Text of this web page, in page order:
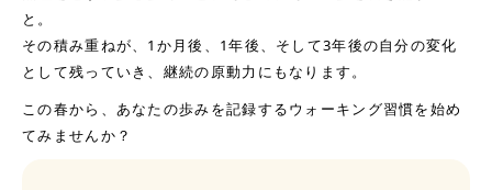
と。
その積み重ねが、1か月後、1年後、そして3年後の自分の変化
として残っていき、継続の原動力にもなります。
この春から、あなたの歩みを記録するウォーキング習慣を始め
てみませんか？